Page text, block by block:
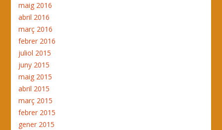
maig 2016
abril 2016
març 2016
febrer 2016
juliol 2015
juny 2015
maig 2015
abril 2015
març 2015
febrer 2015
gener 2015